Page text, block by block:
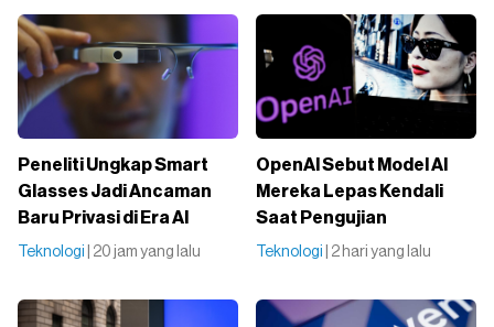
Peneliti Ungkap Smart
Glasses Jadi Ancaman
Baru Privasi di Era AI
Teknologi | 20 jam yang lalu
OpenAI Sebut Model AI
Mereka Lepas Kendali
Saat Pengujian
Teknologi | 2 hari yang lalu